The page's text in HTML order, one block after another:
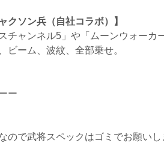
クソン兵（自社コラボ）】
チャンネル5」や「ムーンウォー
ビーム、波紋、全部乗せ。
ー
ので武将スペックはゴミでお願いし